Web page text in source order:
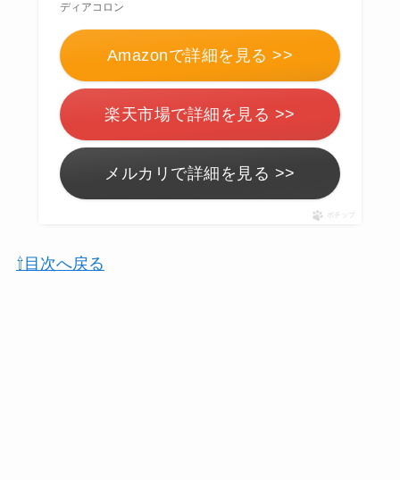
ディアコロン
Amazonで詳細を見る >>
楽天市場で詳細を見る >>
メルカリで詳細を見る >>
ポチップ
⇧目次へ戻る